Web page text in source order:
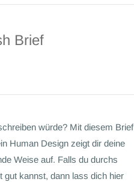
Brief
würde? Mit diesem Brief
Human Design zeigt dir deine
Weise auf. Falls du durchs
gut kannst, dann lass dich hier